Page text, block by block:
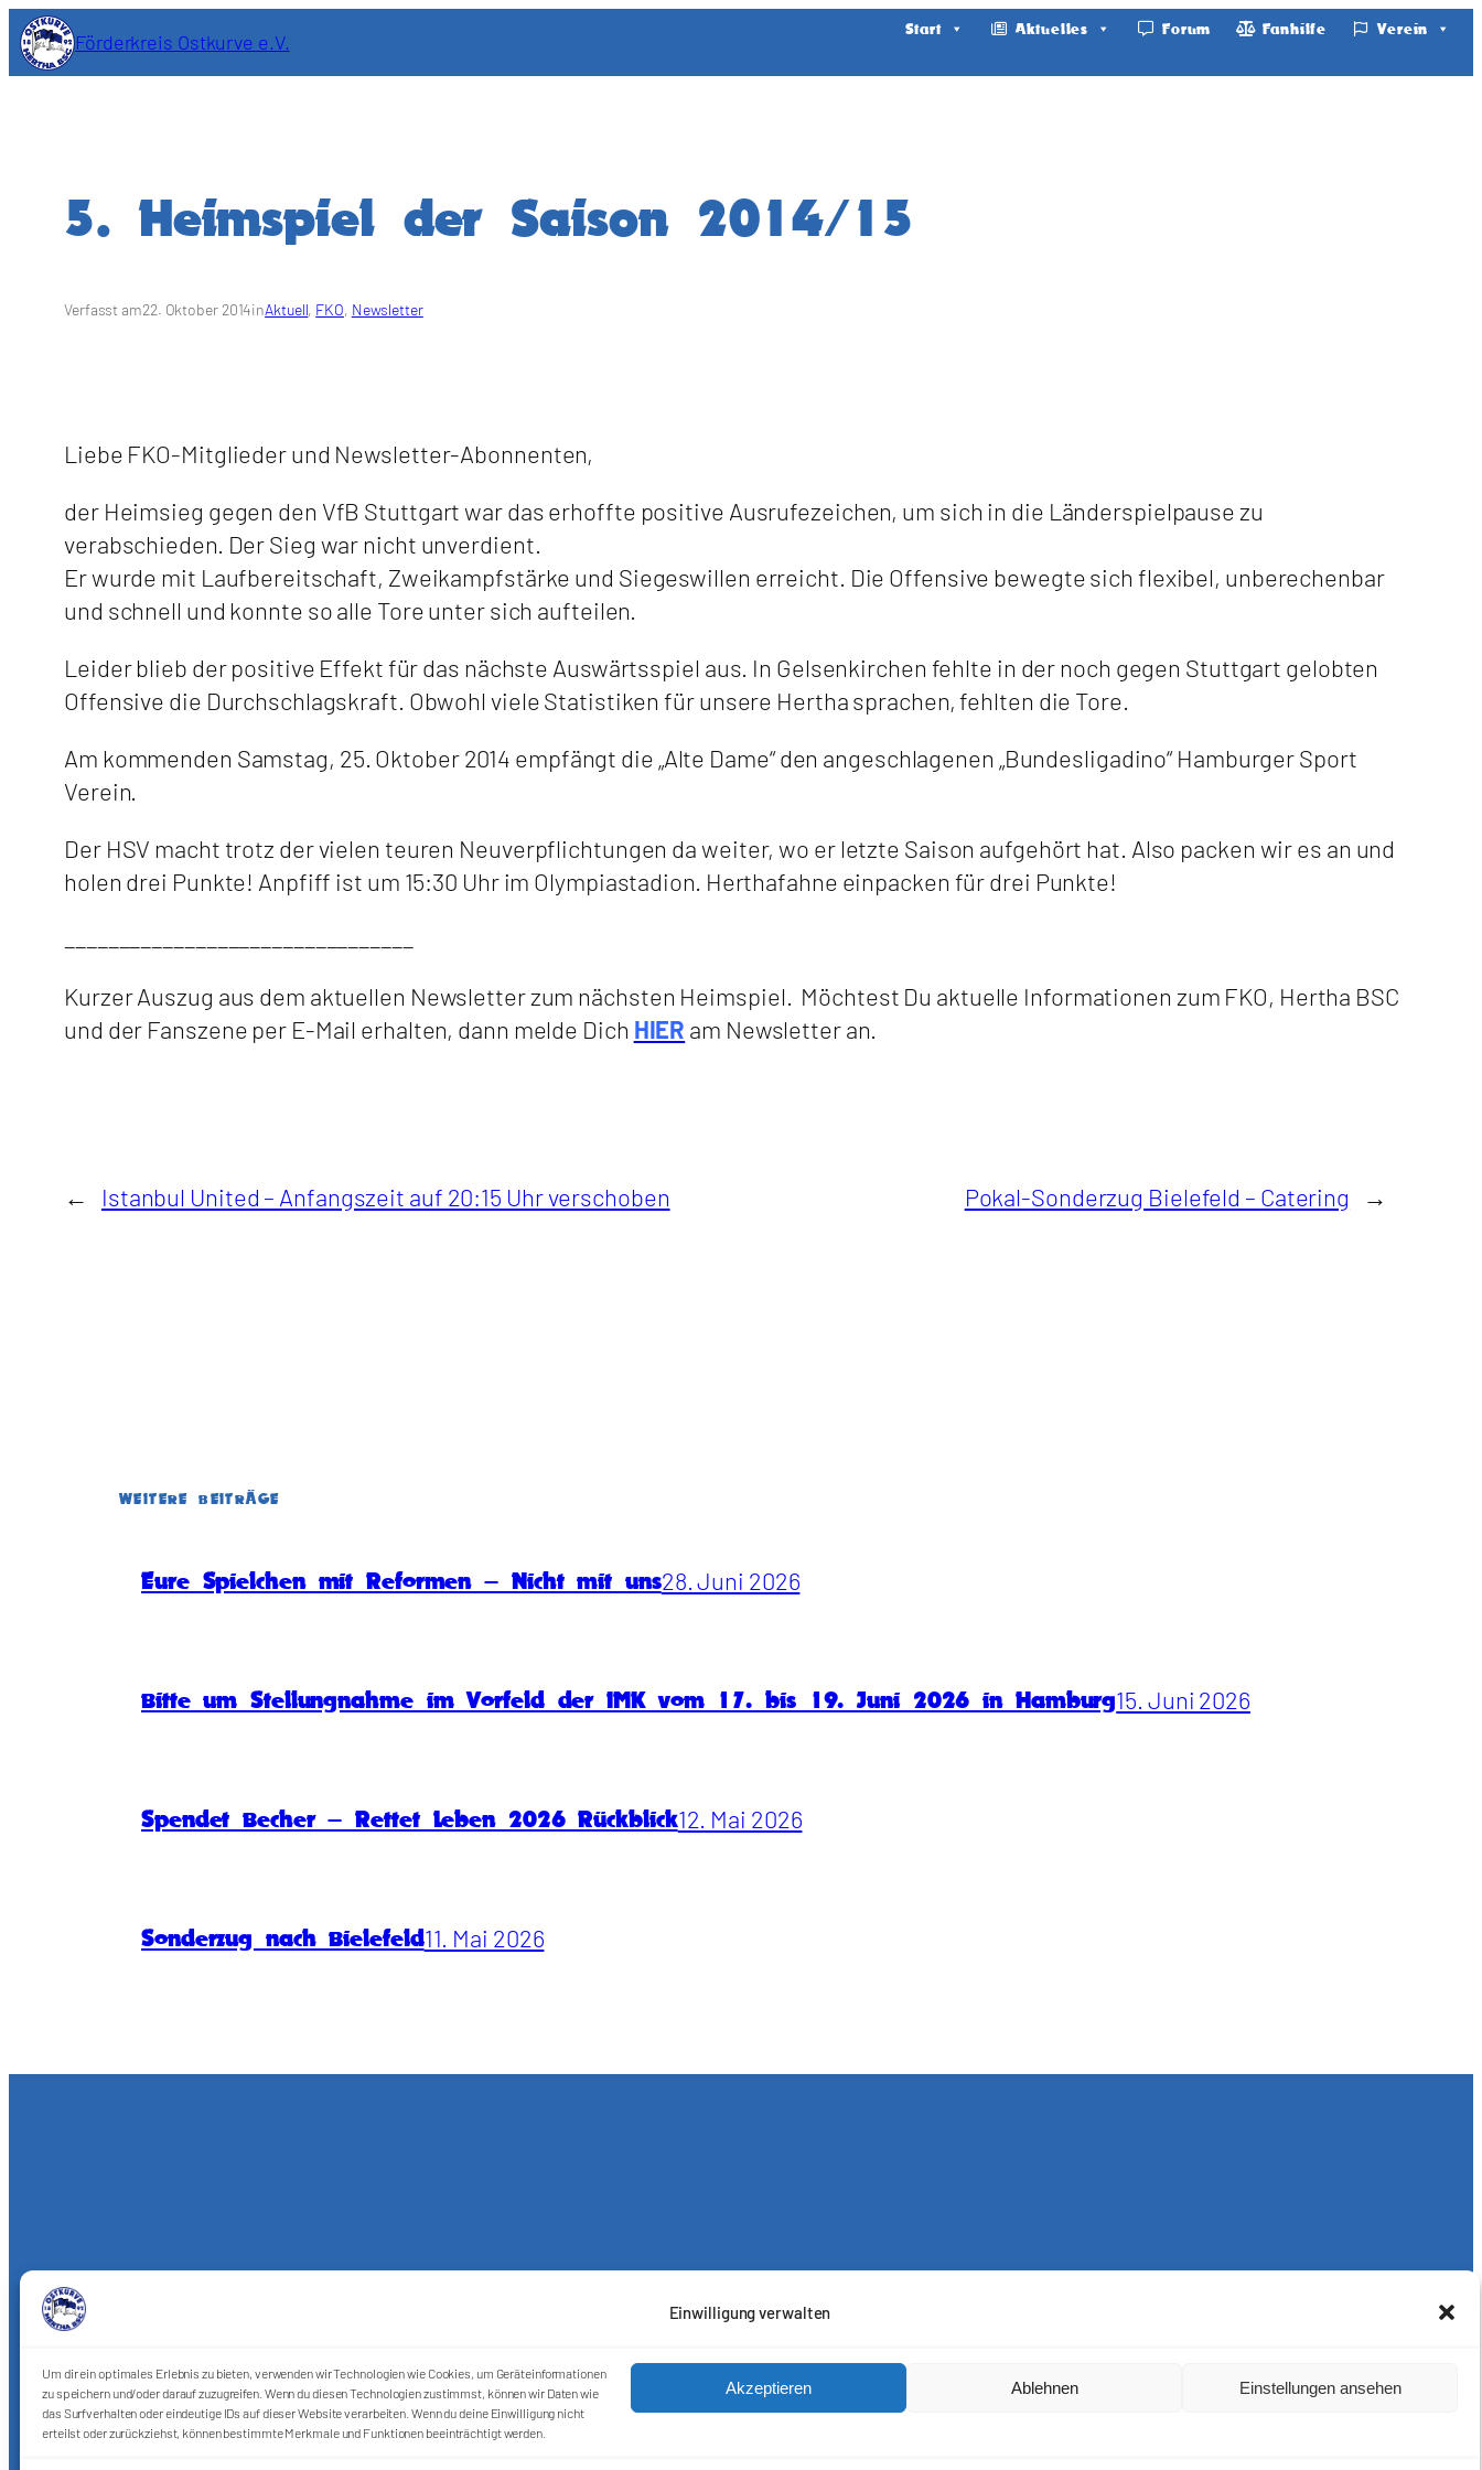
Einwilligung verwalten
Um dir ein optimales Erlebnis zu bieten, verwenden wir Technologien wie Cookies, um Geräteinformationen
zu speichern und/oder darauf zuzugreifen. Wenn du diesen Technologien zustimmst, können wir Daten wie
das Surfverhalten oder eindeutige IDs auf dieser Website verarbeiten. Wenn du deine Einwilligung nicht
erteilst oder zurückziehst, können bestimmte Merkmale und Funktionen beeinträchtigt werden.
Akzeptieren Ablehnen Einstellungen ansehen
Zum
Inhalt
Förderkreis Ostkurve e.V.
Start Aktuelles Forum Fanhilfe Verein
5. Heimspiel der Saison 2014/15
Verfasst am22. Oktober 2014inAktuell, FKO, Newsletter
Liebe FKO-Mitglieder und Newsletter-Abonnenten,
der Heimsieg gegen den VfB Stuttgart war das erhoffte positive Ausrufezeichen, um sich in die Länderspielpause zu
verabschieden. Der Sieg war nicht unverdient.
Er wurde mit Laufbereitschaft, Zweikampfstärke und Siegeswillen erreicht. Die Offensive bewegte sich flexibel, unberechenbar
und schnell und konnte so alle Tore unter sich aufteilen.
Leider blieb der positive Effekt für das nächste Auswärtsspiel aus. In Gelsenkirchen fehlte in der noch gegen Stuttgart gelobten
Offensive die Durchschlagskraft. Obwohl viele Statistiken für unsere Hertha sprachen, fehlten die Tore.
Am kommenden Samstag, 25. Oktober 2014 empfängt die „Alte Dame“ den angeschlagenen „Bundesligadino“ Hamburger Sport
Verein.
Der HSV macht trotz der vielen teuren Neuverpflichtungen da weiter, wo er letzte Saison aufgehört hat. Also packen wir es an und
holen drei Punkte! Anpfiff ist um 15:30 Uhr im Olympiastadion. Herthafahne einpacken für drei Punkte!
Kurzer Auszug aus dem aktuellen Newsletter zum nächsten Heimspiel. Möchtest Du aktuelle Informationen zum FKO, Hertha BSC
und der Fanszene per E-Mail erhalten, dann melde Dich HIER am Newsletter an.
← Istanbul United – Anfangszeit auf 20:15 Uhr verschoben Pokal-Sonderzug Bielefeld – Catering →
WEITERE BEITRÄGE
Eure Spielchen mit Reformen – Nicht mit uns28. Juni 2026
Bitte um Stellungnahme im Vorfeld der IMK vom 17. bis 19. Juni 2026 in Hamburg15. Juni 2026
Spendet Becher – Rettet Leben 2026 Rückblick12. Mai 2026
Sonderzug nach Bielefeld11. Mai 2026
Kontakt
Impressum